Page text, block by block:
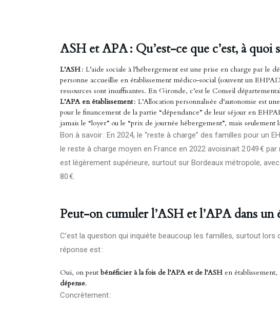
ASH et APA : Qu’est-ce que c’est, à quoi
L’ASH: L’aide sociale à l’hébergement est une prise en charge par le
personne accueillie en établissement médico-social (souvent un
ressources sont insuffisantes. En Gironde, c’est le Conseil
L’APA en établissement: L’Allocation personnalisée d’autonomie est
pour le financement de la partie “dépendance” de leur séjour en
jamais le “loyer” ou le “prix de journée hébergement”, mais
Bon à savoir : En 2024, le “reste à charge” des familles pour un
le reste à charge moyen en France en 2022 avoisinait 2 049 € par
est légèrement supérieure, surtout sur Bordeaux métropole,
80 €.
Peut-on cumuler l’ASH et l’APA dans un
C’est la question qui inquiète beaucoup les familles, surtout
réponse est :
Oui, on peut bénéficier à la fois de l’APA et de l’ASH en établissement,
dépense.
Concrètement :